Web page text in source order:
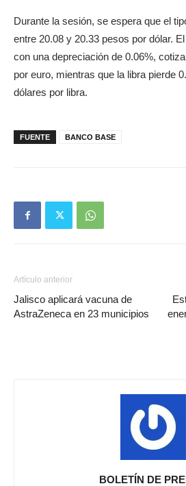
Durante la sesión, se espera que el
entre 20.08 y 20.33 pesos por dólar.
con una depreciación de 0.06%,
por euro, mientras que la libra pierde
dólares por libra.
FUENTE BANCO BASE
Artículo anterior
Jalisco aplicará vacuna de
AstraZeneca en 23 municipios
BOLETÍN DE